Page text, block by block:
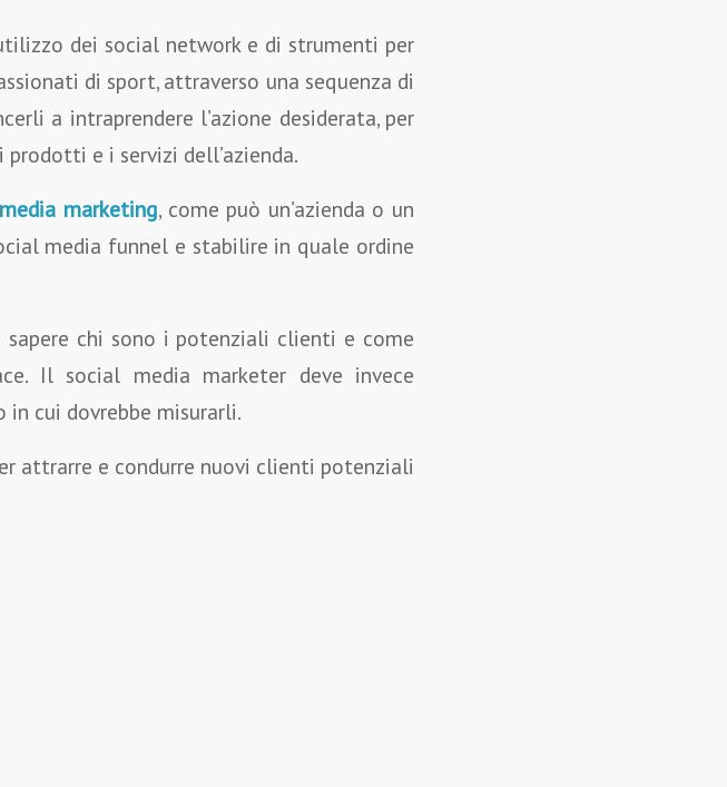
dei social network e di strumenti per
di sport, attraverso una sequenza di
a intraprendere l’azione desiderata, per
e i servizi dell’azienda.
marketing, come può un’azienda o un
media funnel e stabilire in quale ordine
sapere chi sono i potenziali clienti e come
Il social media marketer deve invece
in cui dovrebbe misurarli.
attrarre e condurre nuovi clienti potenziali